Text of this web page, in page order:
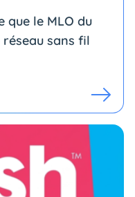
que le MLO du
sans fil